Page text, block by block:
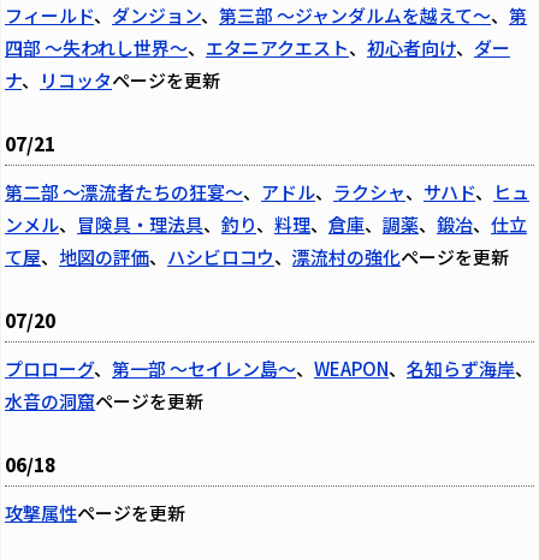
フィールド、 ダンジョン、 第三部 ～ジャンダルムを越えて～、 第
四部 ～失われし世界～、 エタニアクエスト、 初心者向け、 ダー
ナ、 リコッタページを更新
07/21
第二部 ～漂流者たちの狂宴～、 アドル、 ラクシャ、 サハド、
ヒュ
ンメル、 冒険具・理法具、 釣り、 料理、 倉庫、 調薬、 鍛冶、 仕立
て屋、 地図の評価、 ハシビロコウ、 漂流村の強化ページを更新
07/20
プロローグ、 第一部 ～セイレン島～、 WEAPON、 名知らず海岸、
水音の洞窟ページを更新
06/18
攻撃属性ページを更新